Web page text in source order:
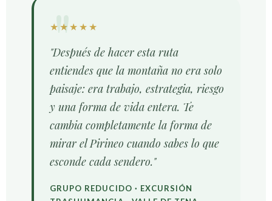
★★★★★
"Después de hacer esta ruta
entiendes que la montaña no era solo
paisaje: era trabajo, estrategia, riesgo
y una forma de vida entera. Te
cambia completamente la forma de
mirar el Pirineo cuando sabes lo que
esconde cada sendero."
GRUPO REDUCIDO · EXCURSIÓN